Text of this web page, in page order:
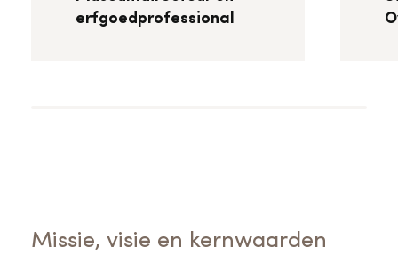
erfgoedprofessional
Missie, visie en kernwaarden